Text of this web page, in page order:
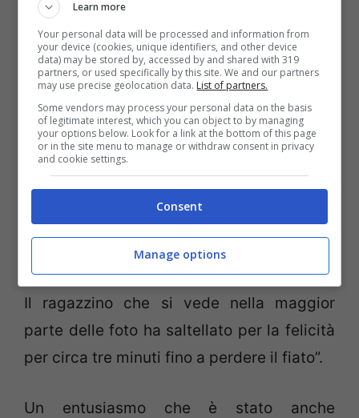
ha iniziato a fotografare quei bambini, con
il permesso dei genitori, mentre
giocavano: “Ho fotografato i bambini
cercando di non attirare la loro attenzione,
infatti, il più delle volte, hanno pensato che
fossi ancora concentrato a scattare foto a
piante e animali”.
Alla fine del suo progetto, il fotografo ha
poi mostrato gli scatti ai bambini che
sottolinea “sonoimpazziti per l’emozione
Il ragazzino che si vede nella maggior
parte delle foto ha saltellato per la felicità
per circa tre minuti fino a perdere il fiato”.
Un entusiasmo che è stato anche
Learn more
Your personal data will be processed and information from
your device (cookies, unique identifiers, and other device
data) may be stored by, accessed by and shared with 319
partners, or used specifically by this site. We and our partners
may use precise geolocation data. List of partners.
Some vendors may process your personal data on the basis
of legitimate interest, which you can object to by managing
your options below. Look for a link at the bottom of this page
or in the site menu to manage or withdraw consent in privacy
and cookie settings.
Consent
Manage options